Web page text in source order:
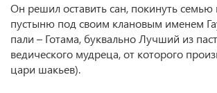
Он решил оставить сан, покинуть семью
пустыню под своим клановым именем
пали – Готама, буквально Лучший из
ведического мудреца, от которого
цари шакьев).